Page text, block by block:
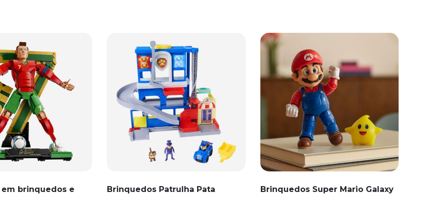
brinquedos e
Brinquedos Patrulha Pata Brinquedos Super Mario Galaxy